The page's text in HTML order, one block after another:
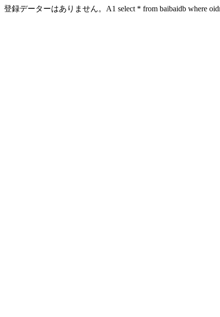
登録データーはありません。A1 select * from baibaidb where